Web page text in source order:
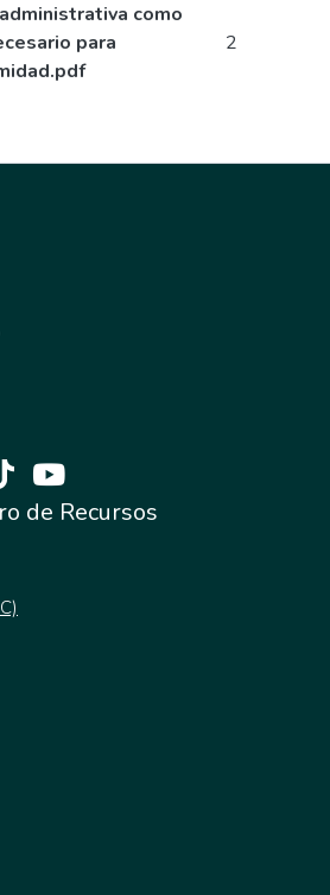
como
para
2
de Recursos